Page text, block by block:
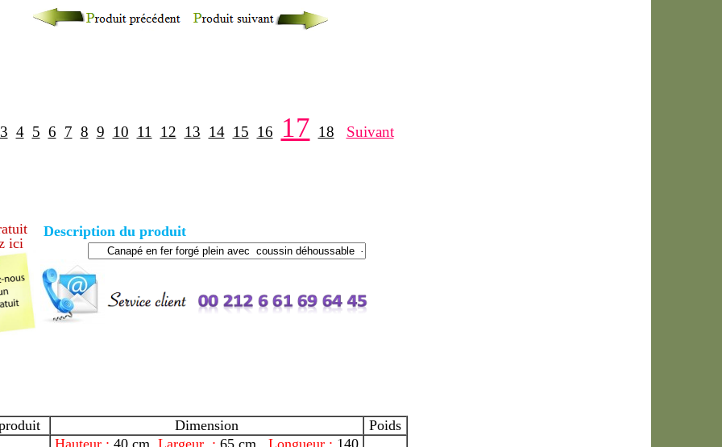
3 4 5 6 7 8 9 10 11 12 13 14 15 16 17 18 Suivant
ici
Description du produit
Dimension Poids
Hauteur : 40 cm Largeur : 65 cm Longueur : 140